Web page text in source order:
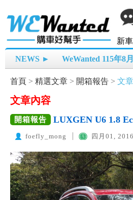
新
NEWS ► WeWanted 115年8
首頁 > 精選文章 > 開箱報告 > 文
文章內容
開箱報告 LUXGEN U6 1.8
foefly_mong 四月01, 2016